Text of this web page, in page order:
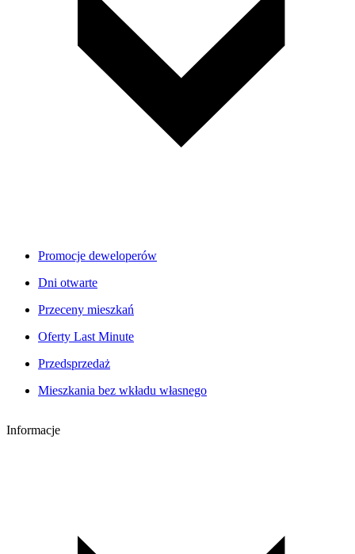
Promocje deweloperów
Dni otwarte
Przeceny mieszkań
Oferty Last Minute
Przedsprzedaż
Mieszkania bez wkładu własnego
Informacje